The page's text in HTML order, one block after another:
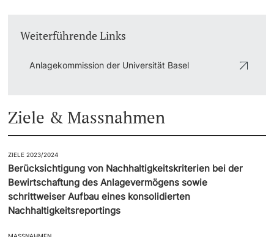
Weiterführende Links
Anlagekommission der Universität Basel
Ziele & Massnahmen
ZIELE 2023/2024
Berücksichtigung von Nachhaltigkeitskriterien bei der
Bewirtschaftung des Anlagevermögens sowie
schrittweiser Aufbau eines konsolidierten
Nachhaltigkeitsreportings